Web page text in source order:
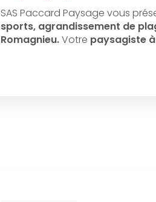
SAS Paccard Paysage vous
sports, agrandissement de
Romagnieu.Votre paysagiste